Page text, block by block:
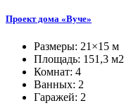
Проект дома «Вуче»
Размеры: 21×15 м
Площадь: 151,3 м2
Комнат: 4
Ванных: 2
Гаражей: 2